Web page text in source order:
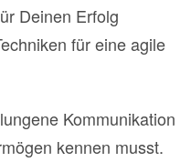
Deinen Erfolg
für eine agile
Kommunikation
kennen musst.